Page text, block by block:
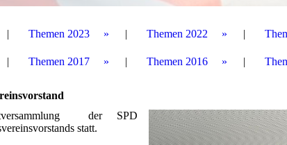
Themen 2023 Themen 2022
Themen 2017 Themen 2016
der SPD
statt.